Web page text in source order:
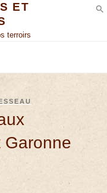
ET
terroirs
Garonne